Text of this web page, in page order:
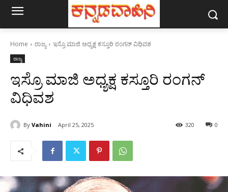
Home ರಾಜ್ಯ ಇಸ್ರೊ ಮಾಜಿ ಅಧ್ಯಕ್ಷ ಕಸ್ತೂರಿ ರಂಗನ್ ವಿಧಿವಶ
ರಾಜ್ಯ
ಇಸ್ರೊ ಮಾಜಿ ಅಧ್ಯಕ್ಷ ಕಸ್ತೂರಿ ರಂಗನ್
ವಿಧಿವಶ
By Vahini April 25, 2025 0
320